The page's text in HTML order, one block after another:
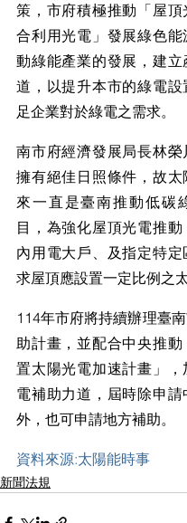
策，市府積極推動「屋頂
合利用光電」發展綠色能
動綠能產業的發展，建立
道，以提升本市的綠電
足企業對於綠電之需求。
南市府經濟發展局長林
擁有絕佳日照條件，故太
來一直是臺南推動低碳
目，為強化屋頂光電推
內用電大戶、及指定特
求屋頂應設置一定比例之
114年市府將持續辦理臺
助計畫，並配合中央推動
置太陽光電加速計畫」
電補助力道，屆時除申
外，也可申請地方補助。
資料來源:太陽能時事
新聞法規